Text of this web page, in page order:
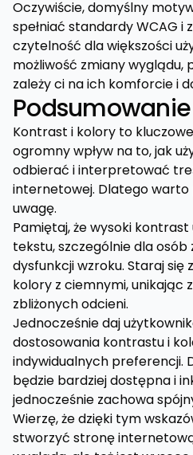
Oczywiście, domyślny
spełniać standardy WCAG i
czytelność dla większości
możliwość zmiany wyglądu,
zależy ci na ich komforcie i
Podsumowanie
Kontrast i kolory to
ogromny wpływ na to, jak
odbierać i interpretować
internetowej. Dlatego
uwagę.
Pamiętaj, że wysoki
tekstu, szczególnie dla
dysfunkcji wzroku. Staraj się
kolory z ciemnymi, unikając
zbliżonych odcieni.
Jednocześnie daj
dostosowania kontrastu i
indywidualnych preferencji.
będzie bardziej dostępna i
jednocześnie zachowa
Wierzę, że dzięki tym
stworzyć stronę